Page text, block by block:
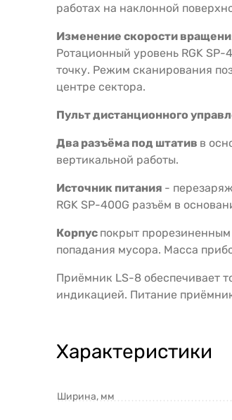
работах на наклонной
Изменение скорости
Ротационный уровень RGK
точку. Режим сканирования
центре сектора.
Пульт дистанционного
Два разъёма под штатив в
вертикальной работы.
Источник питания -
RGK SP-400G разъём в
Корпус покрыт прорезиненным
попадания мусора. Масса
Приёмник LS-8 обеспечивает
индикацией. Питание
Характеристики
Ширина, мм